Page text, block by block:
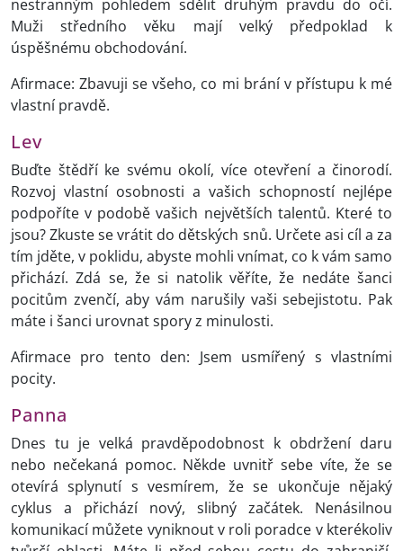
nestranným pohledem sdělit druhým pravdu do očí.
Muži středního věku mají velký předpoklad k
úspěšnému obchodování.
Afirmace: Zbavuji se všeho, co mi brání v přístupu k mé
vlastní pravdě.
Lev
Buďte štědří ke svému okolí, více otevření a činorodí.
Rozvoj vlastní osobnosti a vašich schopností nejlépe
podpoříte v podobě vašich největších talentů. Které to
jsou? Zkuste se vrátit do dětských snů. Určete asi cíl a za
tím jděte, v poklidu, abyste mohli vnímat, co k vám samo
přichází. Zdá se, že si natolik věříte, že nedáte šanci
pocitům zvenčí, aby vám narušily vaši sebejistotu. Pak
máte i šanci urovnat spory z minulosti.
Afirmace pro tento den: Jsem usmířený s vlastními
pocity.
Panna
Dnes tu je velká pravděpodobnost k obdržení daru
nebo nečekaná pomoc. Někde uvnitř sebe víte, že se
otevírá splynutí s vesmírem, že se ukončuje nějaký
cyklus a přichází nový, slibný začátek. Nenásilnou
komunikací můžete vyniknout v roli poradce v kterékoliv